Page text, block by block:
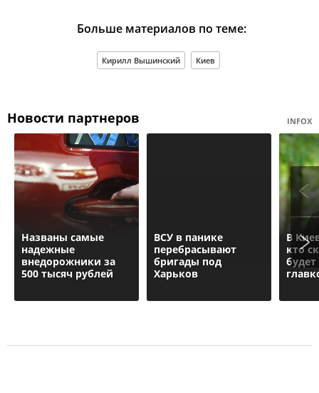
Больше материалов по теме:
Кирилл Вышинский Киев
Новости партнеров INFOX
Названы самые
надежные
внедорожники за
500 тысяч рублей
ВСУ в панике
перебрасывают
бригады под
Харьков
В
кто